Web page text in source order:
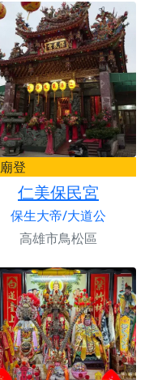
廟登
仁美保民宮
保生大帝/大道公
高雄市鳥松區